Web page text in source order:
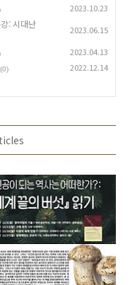
2023.10.23
: 시대난
2023.06.15
2023.04.13
(0) 2022.12.14